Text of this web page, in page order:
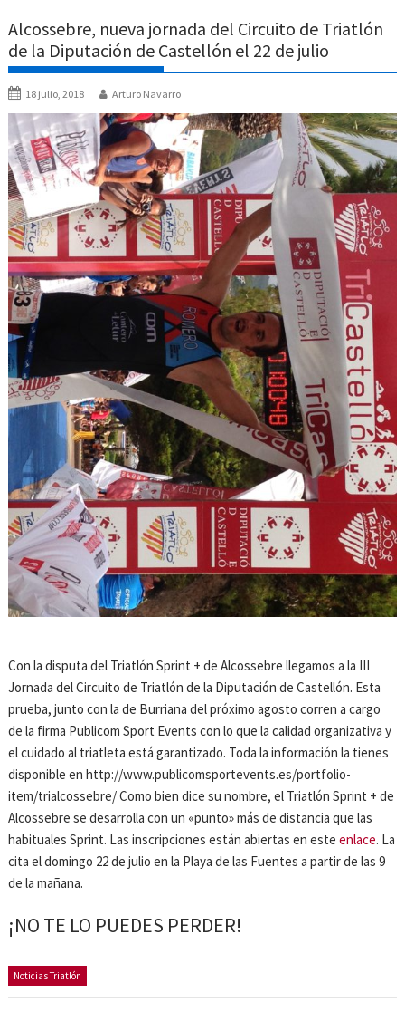
Alcossebre, nueva jornada del Circuito de Triatlón
de la Diputación de Castellón el 22 de julio
18 julio, 2018 Arturo Navarro
Con la disputa del Triatlón Sprint + de Alcossebre llegamos a la III
Jornada del Circuito de Triatlón de la Diputación de Castellón. Esta
prueba, junto con la de Burriana del próximo agosto corren a cargo
de la firma Publicom Sport Events con lo que la calidad organizativa y
el cuidado al triatleta está garantizado. Toda la información la tienes
disponible en http://www.publicomsportevents.es/portfolio-
item/trialcossebre/ Como bien dice su nombre, el Triatlón Sprint + de
Alcossebre se desarrolla con un «punto» más de distancia que las
habituales Sprint. Las inscripciones están abiertas en esteenlace. La
cita el domingo 22 de julio en la Playa de las Fuentes a partir de las 9
de la mañana.
¡NO TE LO PUEDES PERDER!
Noticias Triatlón